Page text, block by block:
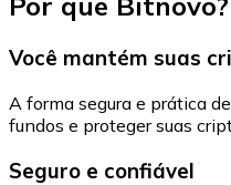
Você mantém suas
A forma segura e prática
fundos e proteger suas
Seguro e confiável